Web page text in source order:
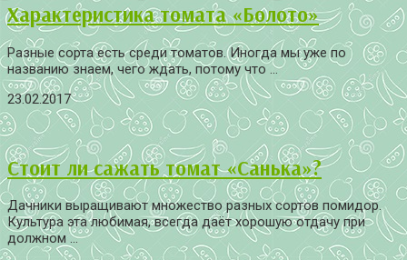
Характеристика томата «Болото»
Разные сорта есть среди томатов. Иногда мы уже по
названию знаем, чего ждать, потому что ...
23.02.2017
Стоит ли сажать томат «Санька»?
Дачники выращивают множество разных сортов помидор.
Культура эта любимая, всегда даёт хорошую отдачу при
должном ...